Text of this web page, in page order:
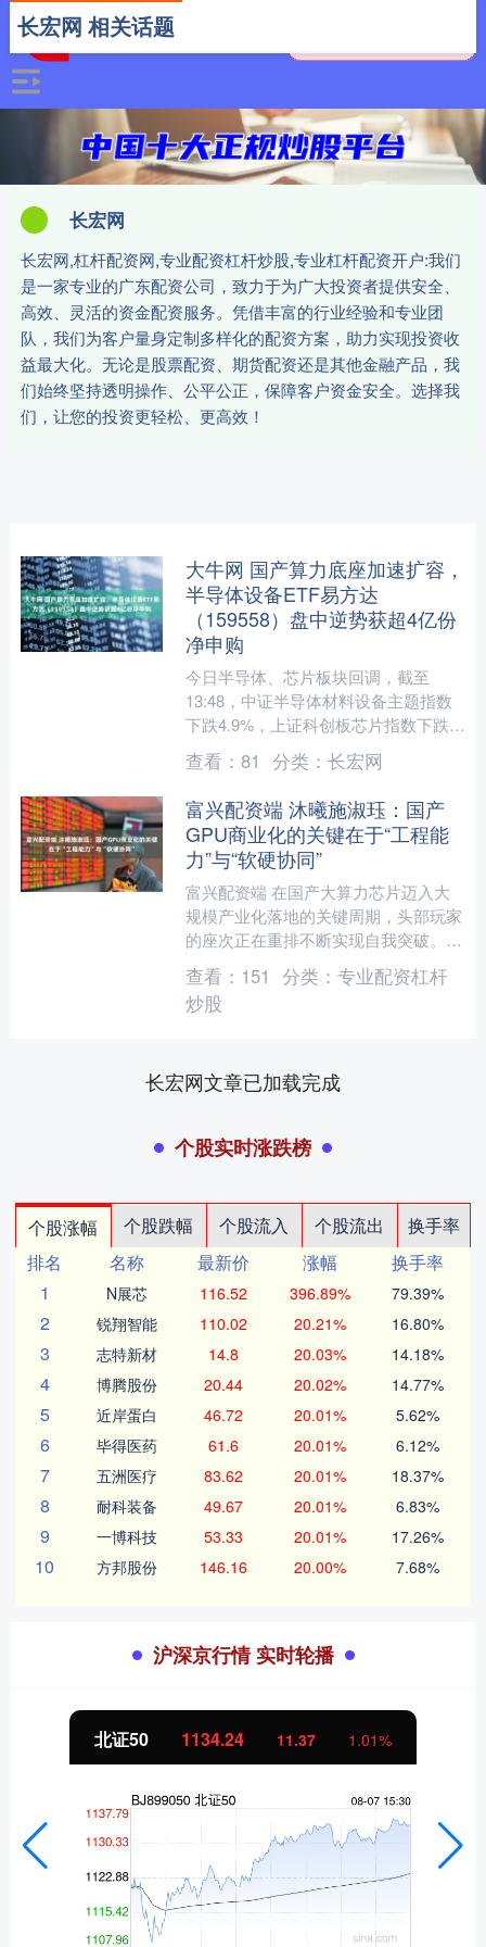
长宏网
长宏网,杠杆配资网,专业配资杠杆炒股,专业杠杆配资开户:我们
是一家专业的广东配资公司，致力于为广大投资者提供安全、
高效、灵活的资金配资服务。凭借丰富的行业经验和专业团
队，我们为客户量身定制多样化的配资方案，助力实现投资收
益最大化。无论是股票配资、期货配资还是其他金融产品，我
们始终坚持透明操作、公平公正，保障客户资金安全。选择我
们，让您的投资更轻松、更高效！
长宏网 相关话题
大牛网 国产算力底座加速扩容，
半导体设备ETF易方达
（159558）盘中逆势获超4亿份
净申购
今日半导体、芯片板块回调，截至
13:48，中证半导体材料设备主题指数
下跌4.9%，上证科创板芯片指数下跌
6.5%；资金逆势流入相关ETF，同花顺
iFinD数据显....
查看： 81 分类： 长宏网
富兴配资端 沐曦施淑珏：国产
GPU商业化的关键在于“工程能
力”与“软硬协同”
富兴配资端 在国产大算力芯片迈入大
规模产业化落地的关键周期，头部玩家
的座次正在重排不断实现自我突破。
近日，胡润研究院在北京亦庄发布
《2025胡润中国人工智能企....
查看： 151 分类： 专业配资杠杆
炒股
长宏网文章已加载完成
个股实时涨跌榜
个股涨幅 个股跌幅 个股流入 个股流出
换手率
排名
名称 最新价 涨幅
换手率
1
N展芯 116.52 396.89% 79.39%
2 锐翔智能 110.02 20.21% 16.80%
3 志特新材 14.8 20.03% 14.18%
4 博腾股份 20.44 20.02% 14.77%
5 近岸蛋白 46.72 20.01% 5.62%
6 毕得医药 61.6 20.01% 6.12%
7 五洲医疗 83.62 20.01% 18.37%
8 耐科装备 49.67 20.01% 6.83%
9 一博科技 53.33 20.01% 17.26%
10 方邦股份 146.16 20.00% 7.68%
沪深京行情 实时轮播
北证50 1134.24 11.37 1.01%